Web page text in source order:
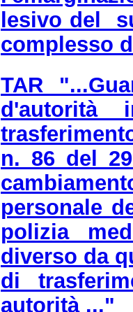
lesivo del
complesso
TAR
d'autorità
n. 86 del
personale
polizia
diverso da
di
autorità ..."